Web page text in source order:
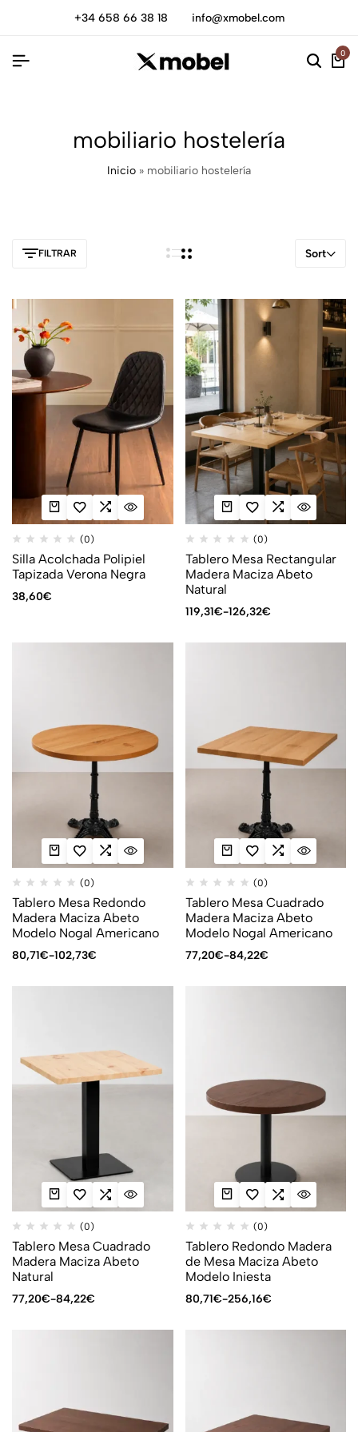
+34 658 66 38 18 info@xmobel.com
0
mobiliario hostelería
Inicio » mobiliario hostelería
FILTRAR Sort
(0)
Silla Acolchada Polipiel
Tapizada Verona Negra
38,60€
(0)
Tablero Mesa Rectangular
Madera Maciza Abeto
Natural
119,31€-126,32€
(0)
Tablero Mesa Redondo
Madera Maciza Abeto
Modelo Nogal Americano
80,71€-102,73€
(0)
Tablero Mesa Cuadrado
Madera Maciza Abeto
Modelo Nogal Americano
77,20€-84,22€
(0)
Tablero Mesa Cuadrado
Madera Maciza Abeto
Natural
77,20€-84,22€
(0)
Tablero Redondo Madera
de Mesa Maciza Abeto
Modelo Iniesta
80,71€-256,16€